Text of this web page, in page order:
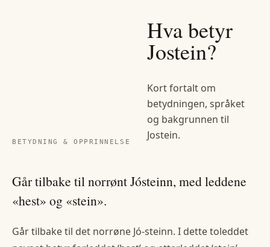
BETYDNING & OPPRINNELSE
Hva betyr
Jostein?
Kort fortalt om
betydningen, språket
og bakgrunnen til
Jostein.
Går tilbake til norrønt Jósteinn, med leddene
«hest» og «stein».
Går tilbake til det norrøne Jó-steinn. I dette toleddet